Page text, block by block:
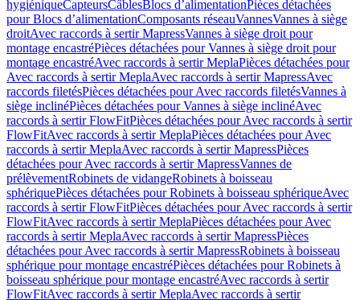
hygiéniqueCapteursCâblesBlocs d’alimentationPièces détachées
pour Blocs d’alimentationComposants réseauVannesVannes à siège
droitAvec raccords à sertir MapressVannes à siège droit pour
montage encastréPièces détachées pour Vannes à siège droit pour
montage encastréAvec raccords à sertir MeplaPièces détachées pour
Avec raccords à sertir MeplaAvec raccords à sertir MapressAvec
raccords filetésPièces détachées pour Avec raccords filetésVannes à
siège inclinéPièces détachées pour Vannes à siège inclinéAvec
raccords à sertir FlowFitPièces détachées pour Avec raccords à sertir
FlowFitAvec raccords à sertir MeplaPièces détachées pour Avec
raccords à sertir MeplaAvec raccords à sertir MapressPièces
détachées pour Avec raccords à sertir MapressVannes de
prélèvementRobinets de vidangeRobinets à boisseau
sphériquePièces détachées pour Robinets à boisseau sphériqueAvec
raccords à sertir FlowFitPièces détachées pour Avec raccords à sertir
FlowFitAvec raccords à sertir MeplaPièces détachées pour Avec
raccords à sertir MeplaAvec raccords à sertir MapressPièces
détachées pour Avec raccords à sertir MapressRobinets à boisseau
sphérique pour montage encastréPièces détachées pour Robinets à
boisseau sphérique pour montage encastréAvec raccords à sertir
FlowFitAvec raccords à sertir MeplaAvec raccords à sertir